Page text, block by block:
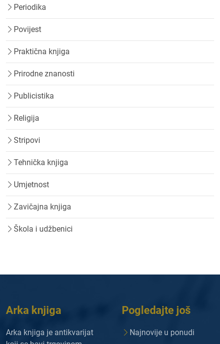
Periodika
Povijest
Praktična knjiga
Prirodne znanosti
Publicistika
Religija
Stripovi
Tehnička knjiga
Umjetnost
Zavičajna knjiga
Škola i udžbenici
Arka knjiga
Arka knjiga je antikvarijat
Pogledajte još
Najnovije u ponudi